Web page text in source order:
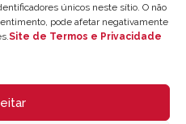
únicos neste sítio. O não
pode afetar negativamente
Site de Termos e Privacidade